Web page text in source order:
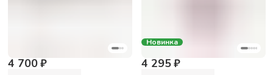
4 700 ₽
Новинка
4 295 ₽